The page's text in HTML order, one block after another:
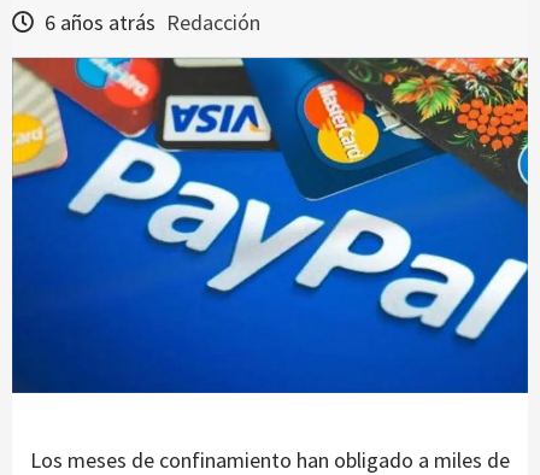
6 años atrás Redacción
Los meses de confinamiento han obligado a miles de